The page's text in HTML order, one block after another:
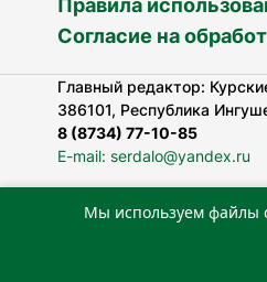
Правила
Согласие на
Главный редактор:
386101, Республика
8 (8734) 77-10-85
E-mail: serdalo@yandex.ru
Сетевое издание
Реестровая запись СМИ:
Мы используем файлы